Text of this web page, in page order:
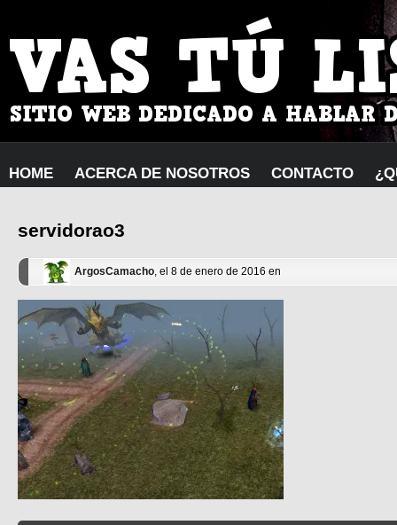
HOME ACERCA DE NOSOTROS CONTACTO
servidorao3
ArgosCamacho, el 8 de enero de 2016 en